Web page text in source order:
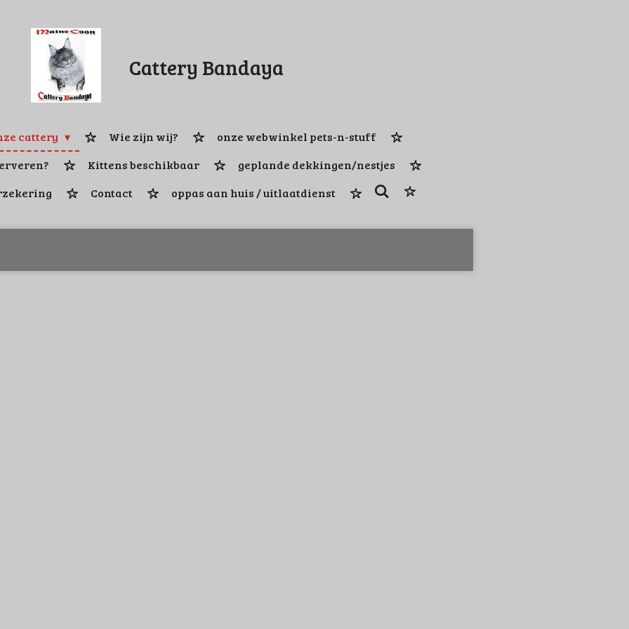
Cattery Bandaya
cattery Wie zijn wij?
onze webwinkel pets-n-stuff
Kittens beschikbaar
geplande dekkingen/nestjes
Contact oppas aan huis / uitlaatdienst